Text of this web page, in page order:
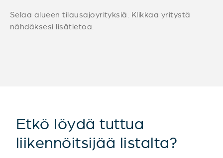
Selaa alueen tilausajoyrityksiä. Klikkaa yritystä
nähdäksesi lisätietoa.
Etkö löydä tuttua
liikennöitsijää listalta?